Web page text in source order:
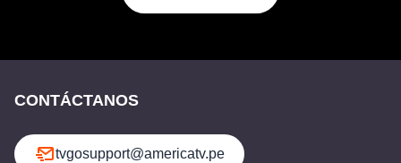
CONTÁCTANOS
tvgosupport@americatv.pe